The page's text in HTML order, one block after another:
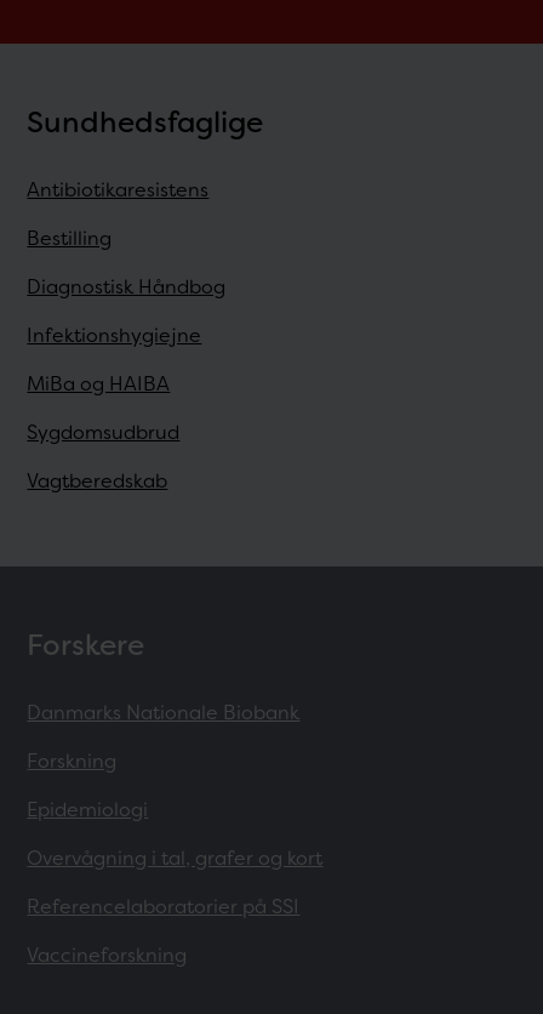
Sundhedsfaglige
Antibiotikaresistens
Bestilling
Diagnostisk Håndbog
Infektionshygiejne
MiBa og HAIBA
Sygdomsudbrud
Vagtberedskab
Forskere
Danmarks Nationale Biobank
Forskning
Epidemiologi
Overvågning i tal, grafer og kort
Referencelaboratorier på SSI
Vaccineforskning